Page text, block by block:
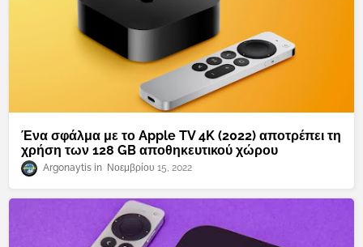
Ένα σφάλμα με το Apple TV 4K (2022) αποτρέπει τη
χρήση των 128 GB αποθηκευτικού χώρου
Argonaytis Νοεμβρίου 15, 2022